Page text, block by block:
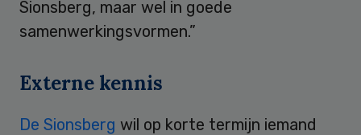
Sionsberg, maar wel in goede
samenwerkingsvormen.”
Externe kennis
De Sionsberg wil op korte termijn iemand